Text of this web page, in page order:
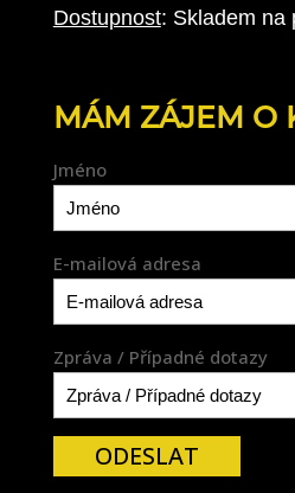
Dostupnost: Skladem na
MÁM ZÁJEM O
Jméno
E-mailová adresa
Zpráva / Případné dotazy
ODESLAT